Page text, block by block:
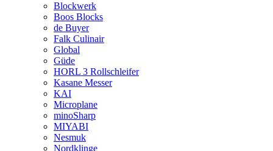
Blockwerk
Boos Blocks
de Buyer
Falk Culinair
Global
Güde
HORL 3 Rollschleifer
Kasane Messer
KAI
Microplane
minoSharp
MIYABI
Nesmuk
Nordklinge